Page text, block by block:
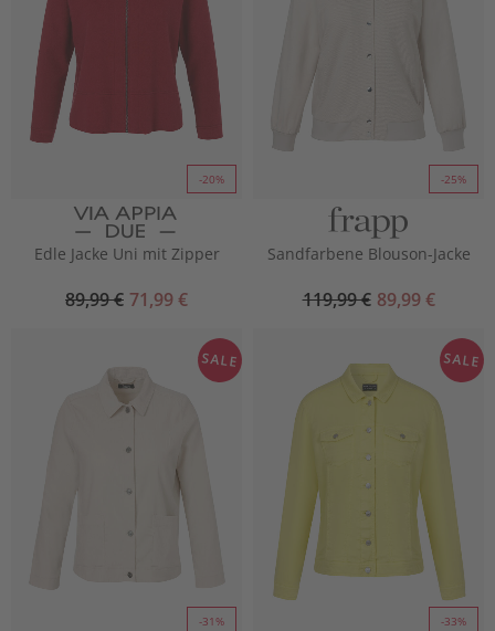
-20%
Edle Jacke Uni mit Zipper
89,99 € 71,99 €
-25%
Sandfarbene Blouson-Jacke
119,99 € 89,99 €
-31%
SALE
-33%
SALE